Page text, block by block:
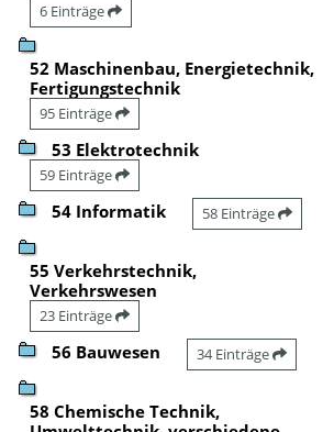
6 Einträge
52 Maschinenbau, Energietechnik,
Fertigungstechnik
95 Einträge
53 Elektrotechnik
59 Einträge
54 Informatik 58 Einträge
55 Verkehrstechnik,
Verkehrswesen
23 Einträge
56 Bauwesen 34 Einträge
58 Chemische Technik,